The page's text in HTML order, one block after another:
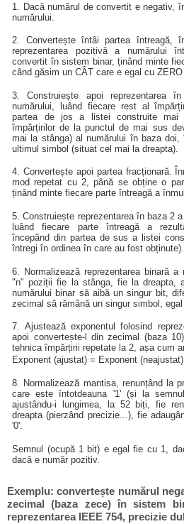
1. Dacă numărul de convertit e negativ,
numărului.
2. Convertește întâi partea întreagă,
reprezentarea pozitivă a numărului
convertit în sistem binar, ținând minte
când găsim un CÂT care e egal cu
3. Construiește apoi
numărului, luând fiecare rest al
partea de jos a listei construite
împărțirilor de la punctul de mai sus
mai la stânga) al numărului în baza
ultimul simbol (situat cel mai la dreapta).
4. Convertește apoi partea fracționară.
mod repetat cu 2, până se obține o
ținând minte fiecare parte întreagă a
5. Construiește reprezentarea în baza 2
luând fiecare parte întreagă a
începând din partea de sus a listei
întregi în ordinea în care au fost obținute).
6. Normalizează reprezentarea binară
"n" poziții fie la stânga, fie la dreapta,
numărului binar să aibă un singur bit,
zecimal să rămână un singur simbol, egal
7. Ajustează exponentul folosind
apoi convertește-l din zecimal (baza
tehnica împărțirii repetate la 2, așa cum
Exponent (ajustat) = Exponent
8. Normalizează mantisa, renunțând la
care este întotdeauna '1' (și la
ajustându-i lungimea, la 52 biți, fie
dreapta (pierzând precizie...), fie
'0'.
Semnul (ocupă 1 bit) e egal fie cu 1,
dacă e număr pozitiv.
Exemplu: convertește numărul
zecimal (baza zece) în sistem
reprezentarea IEEE 754, precizie